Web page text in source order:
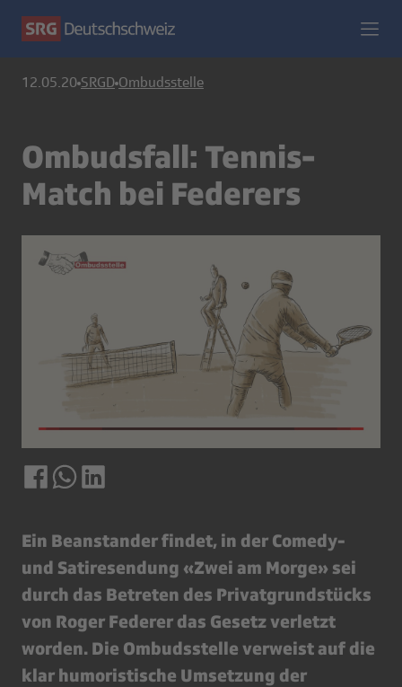
12.05.20 SRGD Ombudsstelle
Ombudsfall: Tennis-
Match bei Federers
Ein Beanstander findet, in der Comedy-
und Satiresendung «Zwei am Morge» sei
durch das Betreten des Privatgrundstücks
von Roger Federer das Gesetz verletzt
worden. Die Ombudsstelle verweist auf die
klar humoristische Umsetzung der